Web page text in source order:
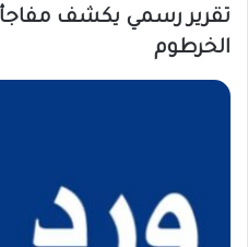
تقرير رسمي يكشف
الخرطوم